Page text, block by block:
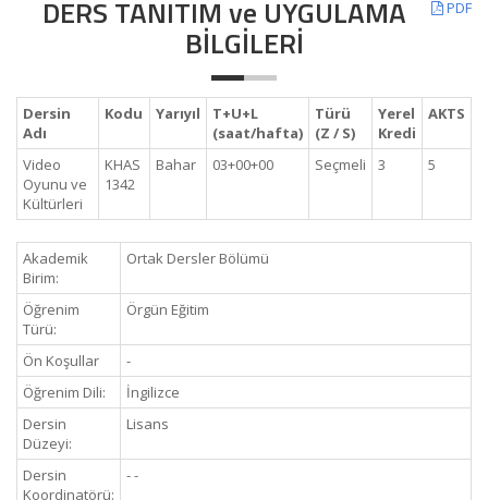
PDF
DERS TANITIM ve UYGULAMA
BİLGİLERİ
Dersin
Adı
Kodu Yarıyıl
T+U+L
(saat/hafta)
Türü
(Z / S)
Yerel
Kredi
AKTS
Video
Oyunu ve
Kültürleri
KHAS
1342
Bahar 03+00+00 Seçmeli 3 5
Akademik
Birim:
Ortak Dersler Bölümü
Öğrenim
Türü:
Örgün Eğitim
Ön Koşullar
-
Öğrenim Dili:
İngilizce
Dersin
Düzeyi:
Lisans
Dersin
Koordinatörü:
- -